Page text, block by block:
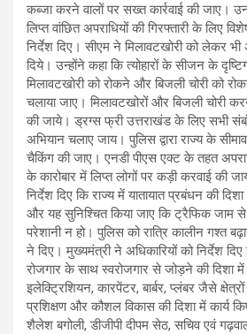
कब्जा करने वालों पर सख्त कार्रवाई की जाए।
लिप्त वांछित अपराधियों की गिरफ्तारी के लिए
निर्देश दिए। सीएम ने मिलावटखोरी को लेकर भी
दिये। उन्होंने कहा कि त्योहारों के सीजन के
मिलावटखोरी को रोकने और बिजली चोरी को
चलाया जाए। मिलावटखोरों और बिजली चोरी
की जाये। ड्रग्स फ्री उत्तराखंड के लिए सभी
अभियान चलाए जाय। पुलिस द्वारा राज्य के
चैकिंग की जाए। एनडी पीएस एक्ट के तहत
के कारोबार में लिप्त लोगों पर कड़ी करवाई की
निर्देश दिए कि राज्य में यातायात प्रबंधन की
और यह सुनिश्चित किया जाए कि ट्रैफिक जाम
परेशानी न हो। पुलिस को रात्रि कालीन गश्त
ने दिए। मुख्यमंत्री ने अधिकारियों को निर्देश
रोजगार के साथ स्वरोजगार से जोड़ने की दिशा
इलेक्ट्रिशियन, कारपेंटर, बार्बर, प्लंबर जैसे
प्रशिक्षण और कौशल विकास की दिशा में कार्य
शैलेश बगोली, डीजीपी दीपम सेठ, सचिव एवं